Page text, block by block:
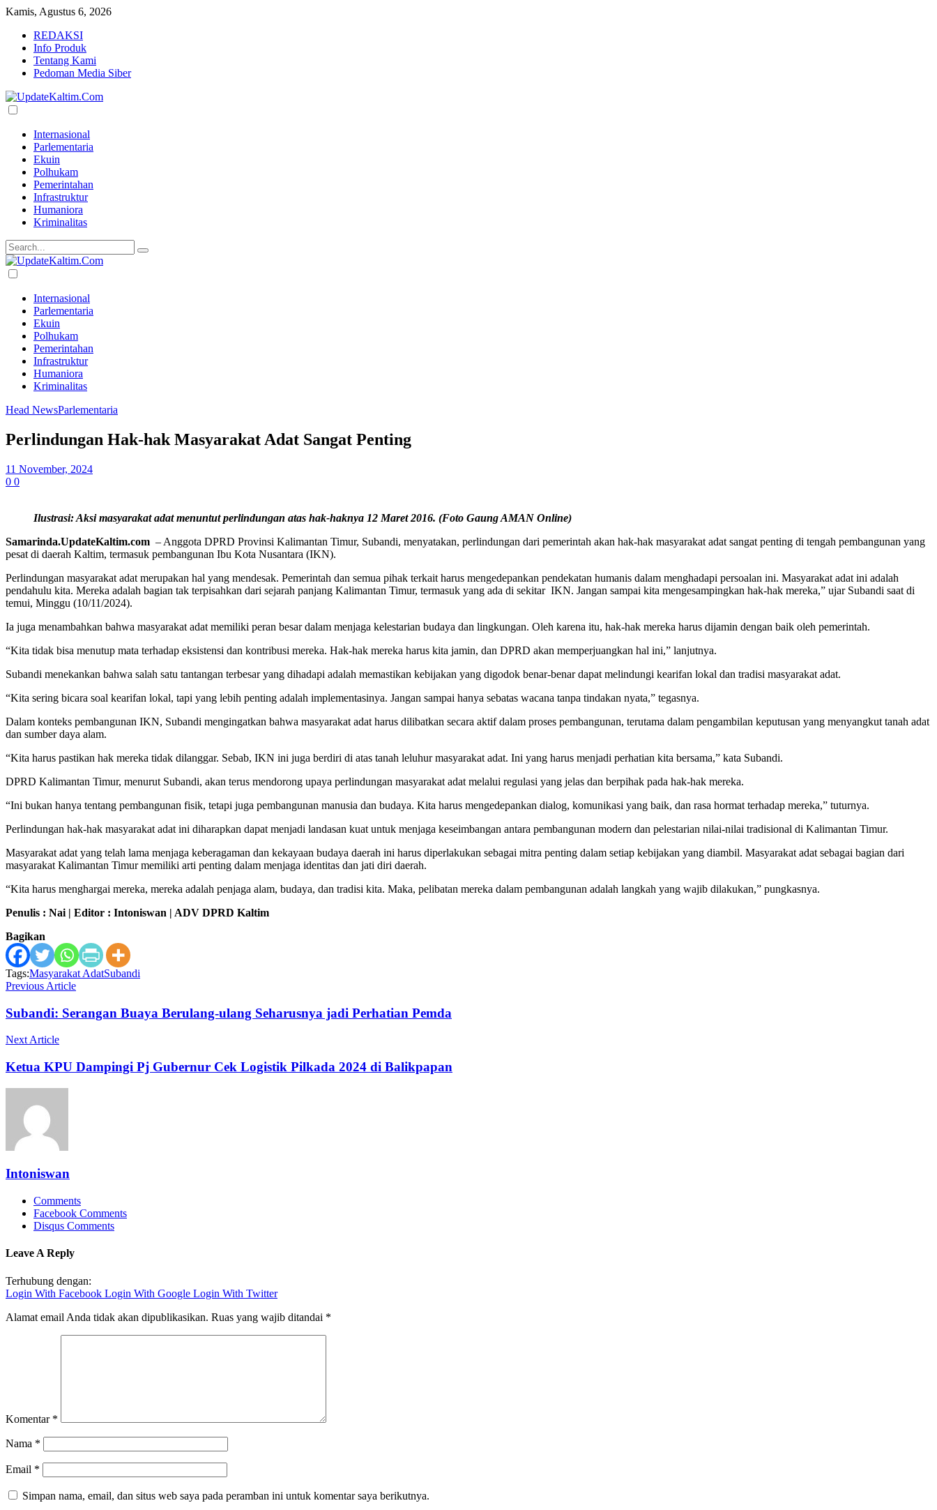
Kamis, Agustus 6, 2026
REDAKSI
Info Produk
Tentang Kami
Pedoman Media Siber
Internasional
Parlementaria
Ekuin
Polhukam
Pemerintahan
Infrastruktur
Humaniora
Kriminalitas
Internasional
Parlementaria
Ekuin
Polhukam
Pemerintahan
Infrastruktur
Humaniora
Kriminalitas
Head NewsParlementaria
Perlindungan Hak-hak Masyarakat Adat Sangat Penting
11 November, 2024
0 0
Ilustrasi: Aksi masyarakat adat menuntut perlindungan atas hak-haknya 12 Maret 2016. (Foto Gaung AMAN Online)
Samarinda.UpdateKaltim.com – Anggota DPRD Provinsi Kalimantan Timur, Subandi, menyatakan, perlindungan dari pemerintah akan hak-hak masyarakat adat sangat penting di tengah pembangunan yang
pesat di daerah Kaltim, termasuk pembangunan Ibu Kota Nusantara (IKN).
Perlindungan masyarakat adat merupakan hal yang mendesak. Pemerintah dan semua pihak terkait harus mengedepankan pendekatan humanis dalam menghadapi persoalan ini. Masyarakat adat ini adalah
pendahulu kita. Mereka adalah bagian tak terpisahkan dari sejarah panjang Kalimantan Timur, termasuk yang ada di sekitar IKN. Jangan sampai kita mengesampingkan hak-hak mereka,” ujar Subandi saat di
temui, Minggu (10/11/2024).
Ia juga menambahkan bahwa masyarakat adat memiliki peran besar dalam menjaga kelestarian budaya dan lingkungan. Oleh karena itu, hak-hak mereka harus dijamin dengan baik oleh pemerintah.
“Kita tidak bisa menutup mata terhadap eksistensi dan kontribusi mereka. Hak-hak mereka harus kita jamin, dan DPRD akan memperjuangkan hal ini,” lanjutnya.
Subandi menekankan bahwa salah satu tantangan terbesar yang dihadapi adalah memastikan kebijakan yang digodok benar-benar dapat melindungi kearifan lokal dan tradisi masyarakat adat.
“Kita sering bicara soal kearifan lokal, tapi yang lebih penting adalah implementasinya. Jangan sampai hanya sebatas wacana tanpa tindakan nyata,” tegasnya.
Dalam konteks pembangunan IKN, Subandi mengingatkan bahwa masyarakat adat harus dilibatkan secara aktif dalam proses pembangunan, terutama dalam pengambilan keputusan yang menyangkut tanah adat
dan sumber daya alam.
“Kita harus pastikan hak mereka tidak dilanggar. Sebab, IKN ini juga berdiri di atas tanah leluhur masyarakat adat. Ini yang harus menjadi perhatian kita bersama,” kata Subandi.
DPRD Kalimantan Timur, menurut Subandi, akan terus mendorong upaya perlindungan masyarakat adat melalui regulasi yang jelas dan berpihak pada hak-hak mereka.
“Ini bukan hanya tentang pembangunan fisik, tetapi juga pembangunan manusia dan budaya. Kita harus mengedepankan dialog, komunikasi yang baik, dan rasa hormat terhadap mereka,” tuturnya.
Perlindungan hak-hak masyarakat adat ini diharapkan dapat menjadi landasan kuat untuk menjaga keseimbangan antara pembangunan modern dan pelestarian nilai-nilai tradisional di Kalimantan Timur.
Masyarakat adat yang telah lama menjaga keberagaman dan kekayaan budaya daerah ini harus diperlakukan sebagai mitra penting dalam setiap kebijakan yang diambil. Masyarakat adat sebagai bagian dari
masyarakat Kalimantan Timur memiliki arti penting dalam menjaga identitas dan jati diri daerah.
“Kita harus menghargai mereka, mereka adalah penjaga alam, budaya, dan tradisi kita. Maka, pelibatan mereka dalam pembangunan adalah langkah yang wajib dilakukan,” pungkasnya.
Penulis : Nai | Editor : Intoniswan | ADV DPRD Kaltim
Bagikan
Tags:Masyarakat AdatSubandi
Previous Article
Subandi: Serangan Buaya Berulang-ulang Seharusnya jadi Perhatian Pemda
Next Article
Ketua KPU Dampingi Pj Gubernur Cek Logistik Pilkada 2024 di Balikpapan
Intoniswan
Comments
Facebook Comments
Disqus Comments
Leave A Reply
Terhubung dengan:
Login With Facebook Login With Google Login With Twitter
Alamat email Anda tidak akan dipublikasikan. Ruas yang wajib ditandai *
Komentar *
Nama *
Email *
Simpan nama, email, dan situs web saya pada peramban ini untuk komentar saya berikutnya.